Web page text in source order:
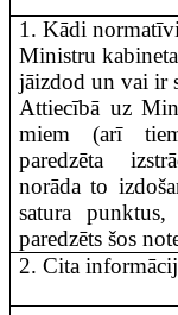
1. Kādi
Ministru
jāizdod un vai ir
Attiecībā uz
miem (arī
paredzēta
norāda to
satura
paredzēts šos
2. Cita